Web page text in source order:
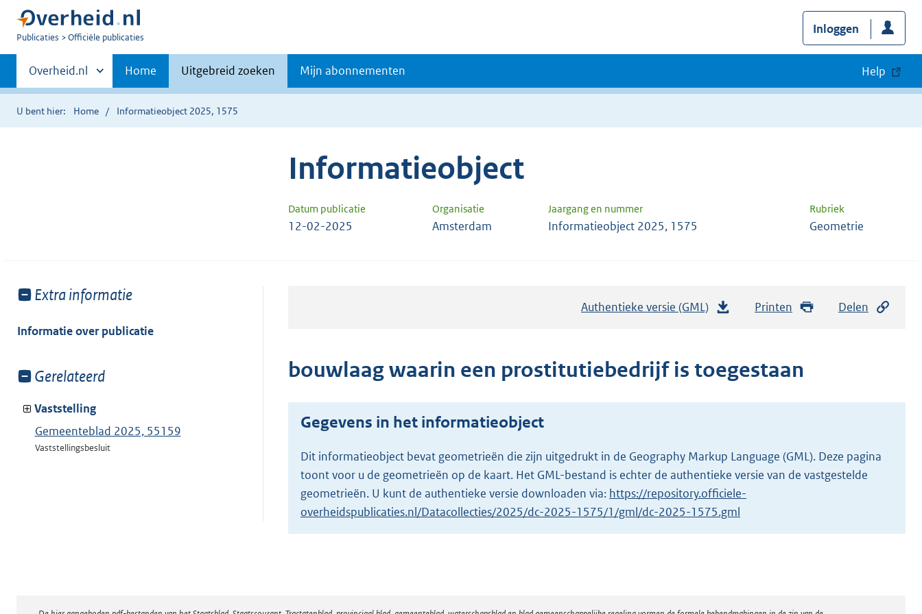
U
Publicaties Officiële publicaties
Inloggen
Primaire
navigatie
Andere
sites
binnen
Overheid.nl Home Uitgebreid zoeken Mijn abonnementen Help
U bent hier: Home Informatieobject 2025, 1575
Informatieobject
Datum publicatie Organisatie Jaargang en nummer Rubriek
12-02-2025 Amsterdam Informatieobject 2025, 1575 Geometrie
Toon
van:
Extra informatie
Informatie over publicatie
Toon
van:
Gerelateerd
Vaststelling
Gemeenteblad 2025, 55159
Vaststellingsbesluit
Authentieke versie (GML)
t
a
n
g
r
o
o
Printen Delen
bouwlaag waarin een prostitutiebedrijf is toegestaan
Gegevens in het informatieobject
Dit informatieobject bevat geometrieën die zijn uitgedrukt in de Geography Markup Language (GML). Deze pagina
toont voor u de geometrieën op de kaart. Het GML-bestand is echter de authentieke versie van de vastgestelde
geometrieën. U kunt de authentieke versie downloaden via: https://repository.officiele-
overheidspublicaties.nl/Datacollecties/2025/dc-2025-1575/1/gml/dc-2025-1575.gml